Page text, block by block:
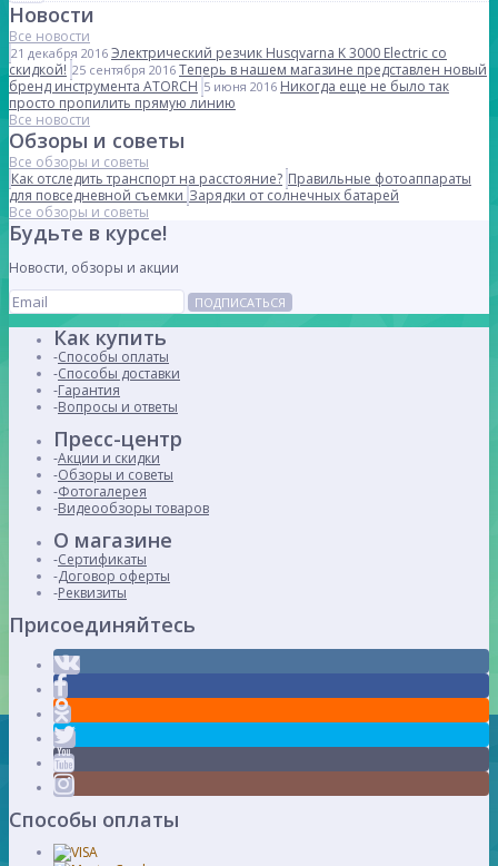
Новости
Все новости
21 декабря 2016 Электрический резчик Husqvarna K 3000 Electric со
скидкой! 25 сентября 2016 Теперь в нашем магазине представлен новый
бренд инструмента ATORCH 5 июня 2016 Никогда еще не было так
просто пропилить прямую линию
Все новости
Обзоры и советы
Все обзоры и советы
Как отследить транспорт на расстояние? Правильные фотоаппараты
для повседневной съемки Зарядки от солнечных батарей
Все обзоры и советы
Будьте в курсе!
Новости, обзоры и акции
ПОДПИСАТЬСЯ
Как купить
Способы оплаты
Способы доставки
Гарантия
Вопросы и ответы
Пресс-центр
Акции и скидки
Обзоры и советы
Фотогалерея
Видеообзоры товаров
О магазине
Сертификаты
Договор оферты
Реквизиты
Присоединяйтесь
Способы оплаты